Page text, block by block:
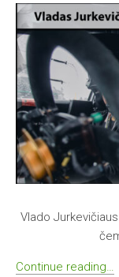
Vlado
Continue reading…